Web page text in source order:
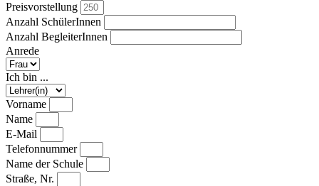
Preisvorstellung
Anzahl SchülerInnen
Anzahl BegleiterInnen
Anrede
Ich bin ...
Vorname
Name
E-Mail
Telefonnummer
Name der Schule
Straße, Nr.